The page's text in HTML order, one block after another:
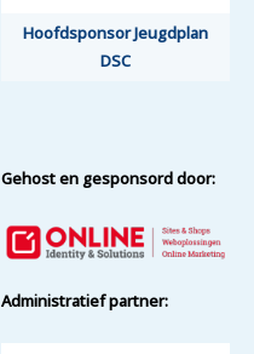
Hoofdsponsor Jeugdplan
DSC
Gehost en gesponsord door:
Administratief partner: